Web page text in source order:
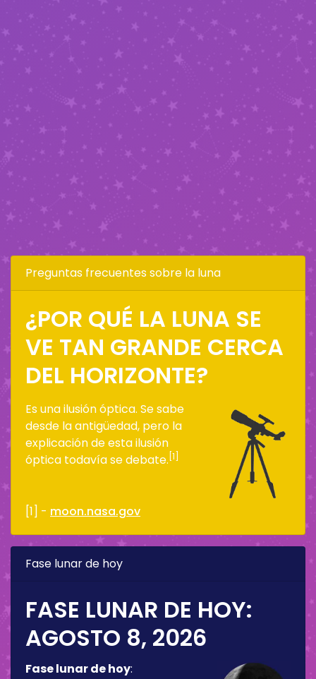
Preguntas frecuentes sobre la luna
¿POR QUÉ LA LUNA SE
VE TAN GRANDE CERCA
DEL HORIZONTE?
Es una ilusión óptica. Se sabe
desde la antigüedad, pero la
explicación de esta ilusión
óptica todavía se debate. [1]
[1] - moon.nasa.gov
Fase lunar de hoy
FASE LUNAR DE HOY:
AGOSTO 8, 2026
Fase lunar de hoy: